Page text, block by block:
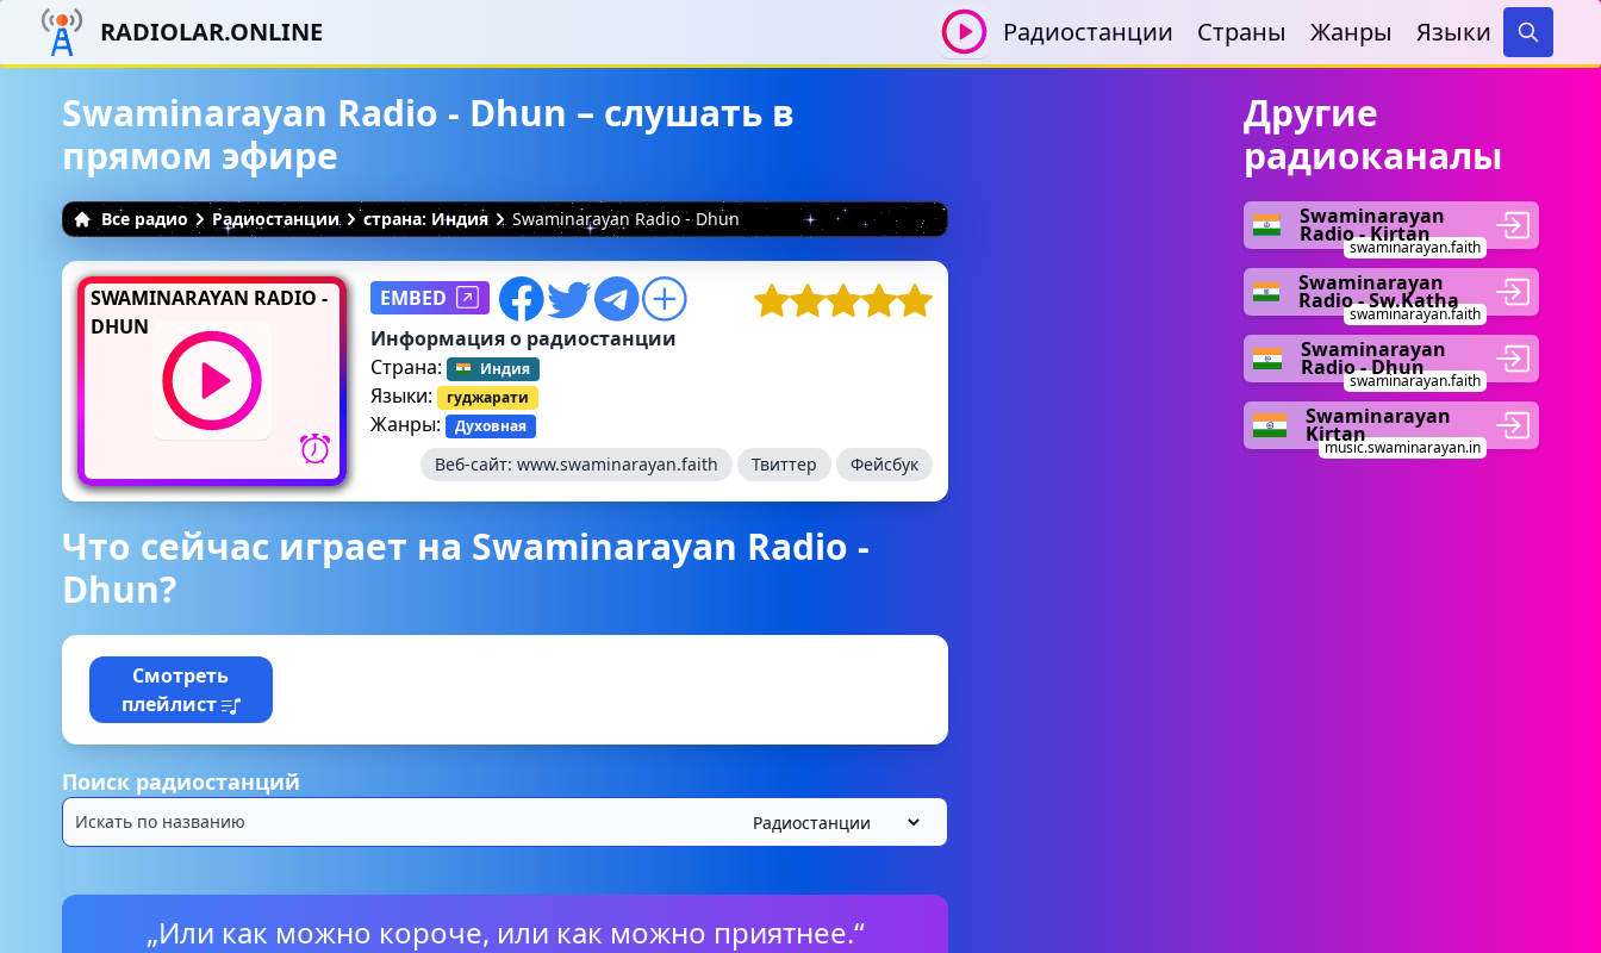
RADIOLAR.ONLINE Радиостанции Страны Жанры Языки
Search
Swaminarayan Radio - Dhun – слушать в
прямом эфире
Все радио Радиостанции страна: Индия Swaminarayan Radio - Dhun
SWAMINARAYAN RADIO -
DHUN
EMBED
Информация о радиостанции
Страна:
Индия
Языки: гуджарати
Жанры: Духовная
Веб-сайт: www.swaminarayan.faith Твиттер Фейсбук
Что сейчас играет на Swaminarayan Radio -
Dhun?
Смотреть
плейлист
Поиск радиостанций
„Или как можно короче, или как можно приятнее.“
Другие
радиоканалы
Swaminarayan
Radio - Kirtan
swaminarayan.faith
Swaminarayan
Radio - Sw.Katha
swaminarayan.faith
Swaminarayan
Radio - Dhun
swaminarayan.faith
Swaminarayan
Kirtan
music.swaminarayan.in